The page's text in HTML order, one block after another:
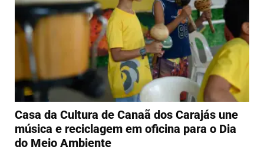
Casa da Cultura de Canaã dos Carajás une
música e reciclagem em oficina para o Dia
do Meio Ambiente